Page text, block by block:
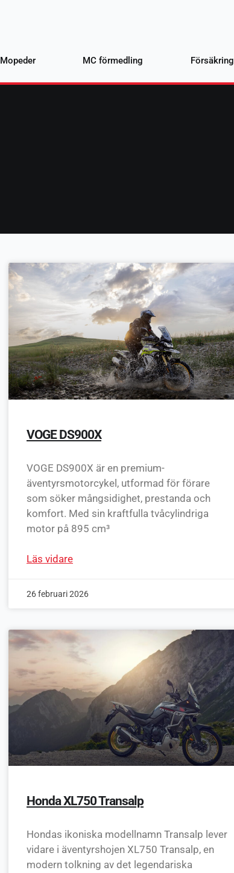
Mopeder MC förmedling Försäkring
VOGE DS900X
VOGE DS900X är en premium-
äventyrsmotorcykel, utformad för förare
som söker mångsidighet, prestanda och
komfort. Med sin kraftfulla tvåcylindriga
motor på 895 cm³
Läs vidare
26 februari 2026
Honda XL750 Transalp
Hondas ikoniska modellnamn Transalp lever
vidare i äventyrshojen XL750 Transalp, en
modern tolkning av det legendariska